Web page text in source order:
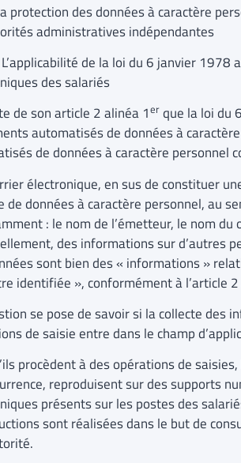
des données à caractère
administratives indépendantes
de la loi du 6 janvier 1978
des salariés
de son article 2 alinéa 1er que la loi du
automatisés de données à
de données à caractère personnel
électronique, en sus de constituer
de données à caractère personnel, au
: le nom de l’émetteur, le nom
des informations sur d’autres
sont bien des « informations »
identifiée », conformément à l’article
se pose de savoir si la collecte des
de saisie entre dans le champ
procèdent à des opérations de
reproduisent sur des supports
présents sur les postes des
sont réalisées dans le but de